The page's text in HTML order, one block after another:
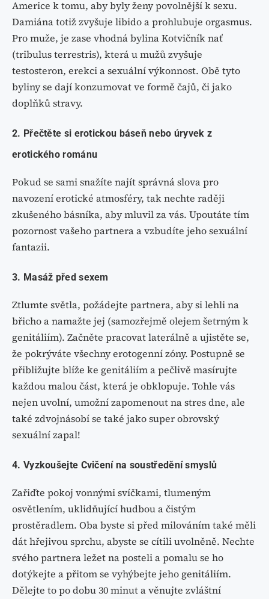
Americe k tomu, aby byly ženy povolnější k sexu.
Damiána totiž zvyšuje libido a prohlubuje orgasmus.
Pro muže, je zase vhodná bylina Kotvičník nať
(tribulus terrestris), která u mužů zvyšuje
testosteron, erekci a sexuální výkonnost. Obě tyto
byliny se dají konzumovat ve formě čajů, či jako
doplňků stravy.
2. Přečtěte si erotickou báseň nebo úryvek z
erotického románu
Pokud se sami snažíte najít správná slova pro
navození erotické atmosféry, tak nechte raději
zkušeného básníka, aby mluvil za vás. Upoutáte tím
pozornost vašeho partnera a vzbudíte jeho sexuální
fantazii.
3. Masáž před sexem
Ztlumte světla, požádejte partnera, aby si lehli na
břicho a namažte jej (samozřejmě olejem šetrným k
genitáliím). Začněte pracovat laterálně a ujistěte se,
že pokrýváte všechny erotogenní zóny. Postupně se
přibližujte blíže ke genitáliím a pečlivě masírujte
každou malou část, která je obklopuje. Tohle vás
nejen uvolní, umožní zapomenout na stres dne, ale
také zdvojnásobí se také jako super obrovský
sexuální zapal!
4. Vyzkoušejte Cvičení na soustředění smyslů
Zařiďte pokoj vonnými svíčkami, tlumeným
osvětlením, uklidňující hudbou a čistým
prostěradlem. Oba byste si před milováním také měli
dát hřejivou sprchu, abyste se cítili uvolněně. Nechte
svého partnera ležet na posteli a pomalu se ho
dotýkejte a přitom se vyhýbejte jeho genitáliím.
Dělejte to po dobu 30 minut a věnujte zvláštní